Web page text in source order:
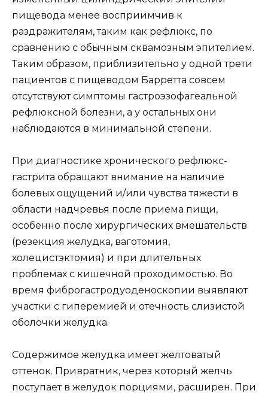
пищевода менее восприимчив к
раздражителям, таким как рефлюкс, по
сравнению с обычным сквамозным эпителием.
Таким образом, приблизительно у одной трети
пациентов с пищеводом Барретта совсем
отсутствуют симптомы гастроэзофагеальной
рефлюксной болезни, а у остальных они
наблюдаются в минимальной степени.
При диагностике хронического рефлюкс-
гастрита обращают внимание на наличие
болевых ощущений и/или чувства тяжести в
области надчревья после приема пищи,
особенно после хирургических вмешательств
(резекция желудка, ваготомия,
холецистэктомия) и при длительных
проблемах с кишечной проходимостью. Во
время фиброгастродуоденоскопии выявляют
участки с гиперемией и отечность слизистой
оболочки желудка.
Содержимое желудка имеет желтоватый
оттенок. Привратник, через который желчь
поступает в желудок порциями, расширен. При